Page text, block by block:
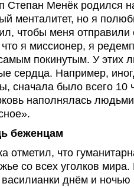
Степан Менёк родился
менталитет, но я
чтобы меня
я миссионер, я
покинутым. У этих
сердца. Например,
сначала было всего 10
наполнялась
беженцам
отметил, что
со всех уголков
василианки днём и